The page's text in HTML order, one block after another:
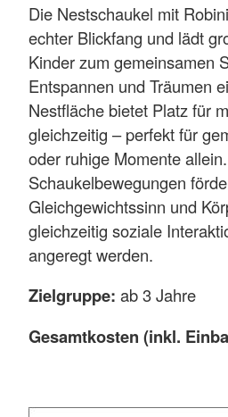
Die Nestschaukel mit
echter Blickfang und lädt
Kinder zum gemeinsamen
Entspannen und Träumen
Nestfläche bietet Platz für
gleichzeitig – perfekt für
oder ruhige Momente
Schaukelbewegungen
Gleichgewichtssinn und
gleichzeitig soziale
angeregt werden.
Zielgruppe: ab 3 Jahre
Gesamtkosten (inkl.